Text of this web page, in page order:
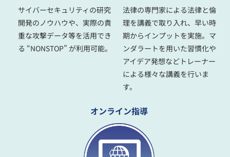
サイバーセキュリティの研究
開発のノウハウや、実際の貴
重な攻撃データ等を活用でき
る “NONSTOP” が利用可能。
法律の専門家による法律と倫
理を講義で取り入れ、早い時
期からインプットを実施。マ
ンダラートを用いた習慣化や
アイデア発想などトレーナー
による様々な講義を行いま
す。
オンライン指導